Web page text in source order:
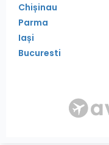
Chișinau
Parma
Iași
Bucuresti